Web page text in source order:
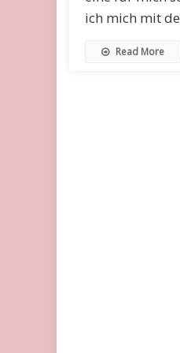
ich mich mit
Read More